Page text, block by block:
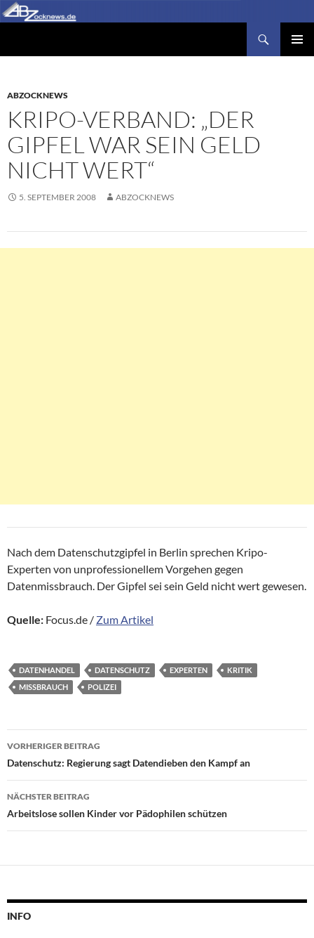
Zum
Inhalt
ABZOCKNEWS
KRIPO-VERBAND: „DER
GIPFEL WAR SEIN GELD
NICHT WERT“
5. SEPTEMBER 2008 ABZOCKNEWS
Nach dem Datenschutzgipfel in Berlin sprechen Kripo-
Experten von unprofessionellem Vorgehen gegen
Datenmissbrauch. Der Gipfel sei sein Geld nicht wert gewesen.
Quelle: Focus.de / Zum Artikel
DATENHANDEL DATENSCHUTZ EXPERTEN
KRITIK
MISSBRAUCH
POLIZEI
Beitragsnavigation
VORHERIGER BEITRAG
Datenschutz: Regierung sagt Datendieben den Kampf an
NÄCHSTER BEITRAG
Arbeitslose sollen Kinder vor Pädophilen schützen
INFO